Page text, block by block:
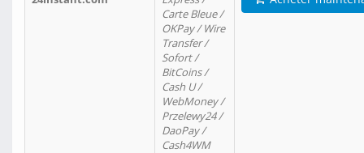
Carte Bleue /
OKPay / Wire
Transfer /
Sofort /
BitCoins /
Cash U /
WebMoney /
Przelewy24 /
DaoPay /
Cash4WM